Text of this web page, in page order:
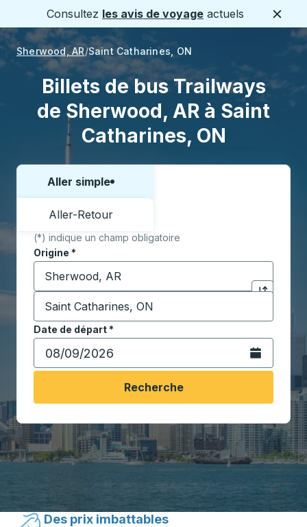
Consultez les avis de voyage actuels
Sherwood, AR Saint Catharines, ON
Billets de bus Trailways
de Sherwood, AR à Saint
Catharines, ON
Choisissez un sens ou un aller-retour:
Aller simple
Aller-Retour
(*) indique un champ obligatoire
Origine *
Commencez à saisir la ville d'origine pour ouvrir
Cliquez
Destination*
Commencez à saisir la ville de destination pour
Date de départ*
Tapez la date au format date Barre oblique du mois à
Ouvrez le
Recherche
Voyager en toute simplicité avec
Trailways
Des prix imbattables